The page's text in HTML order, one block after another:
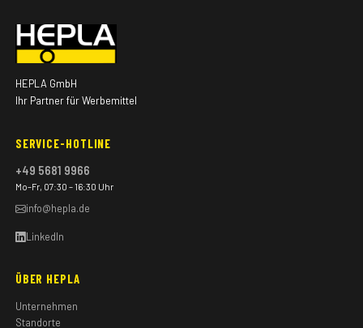
HEPLA GmbH
Ihr Partner für Werbemittel
SERVICE-HOTLINE
+49 5681 9966
Mo–Fr, 07:30 – 16:30 Uhr
info@hepla.de
LinkedIn
ÜBER HEPLA
Unternehmen
Standorte